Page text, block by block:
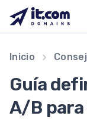
Saltar
contenido
Inicio
Guía
A/B